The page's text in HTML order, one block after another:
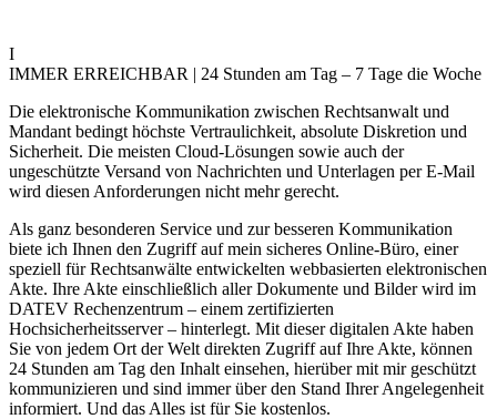
I
IMMER ERREICHBAR | 24 Stunden am Tag – 7 Tage die Woche
Die elektronische Kommunikation zwischen Rechtsanwalt und
Mandant bedingt höchste Vertraulichkeit, absolute Diskretion und
Sicherheit. Die meisten Cloud-Lösungen sowie auch der
ungeschützte Versand von Nachrichten und Unterlagen per E-Mail
wird diesen Anforderungen nicht mehr gerecht.
Als ganz besonderen Service und zur besseren Kommunikation
biete ich Ihnen den Zugriff auf mein sicheres Online-Büro, einer
speziell für Rechtsanwälte entwickelten webbasierten elektronischen
Akte. Ihre Akte einschließlich aller Dokumente und Bilder wird im
DATEV Rechenzentrum – einem zertifizierten
Hochsicherheitsserver – hinterlegt. Mit dieser digitalen Akte haben
Sie von jedem Ort der Welt direkten Zugriff auf Ihre Akte, können
24 Stunden am Tag den Inhalt einsehen, hierüber mit mir geschützt
kommunizieren und sind immer über den Stand Ihrer Angelegenheit
informiert. Und das Alles ist für Sie kostenlos.